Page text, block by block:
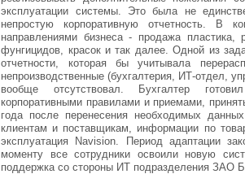
эксплуатации системы. Это была не
непростую корпоративную отчетность. В
направлениями бизнеса - продажа пластика,
фунгицидов, красок и так далее. Одной из
отчетности, которая бы учитывала
непроизводственные (бухгалтерия, ИТ-отдел,
вообще отсутствовал. Бухгалтер
корпоративными правилами и приемами,
года после перенесения необходимых
клиентам и поставщикам, информации по
эксплуатация Navision. Период адаптации
моменту все сотрудники освоили новую
поддержка со стороны ИТ подразделения ЗАО